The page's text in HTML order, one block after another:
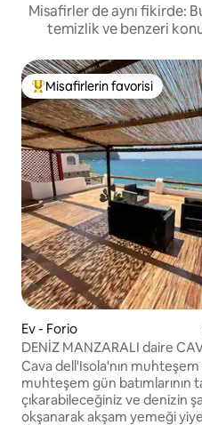
Misafirler de aynı fikirde:
temizlik ve benzeri
Misafirlerin favorilerinden en
Misafirlerin favorisi
Ev - Forio
DENİZ MANZARALI daire
dell'ISOLA (Forio)• Elowen
Cava dell'Isola'nın muhteşem
muhteşem gün batımlarının
çıkarabileceğiniz ve denizin
okşanarak akşam yemeği